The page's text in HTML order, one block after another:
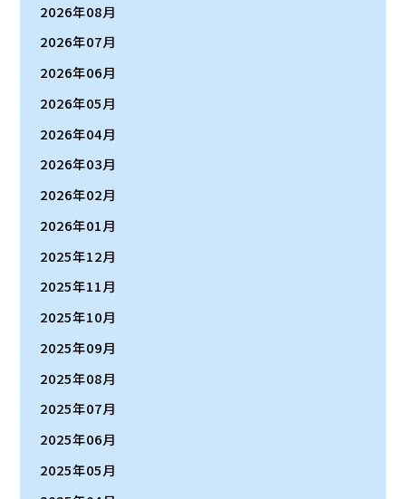
2026年08月
2026年07月
2026年06月
2026年05月
2026年04月
2026年03月
2026年02月
2026年01月
2025年12月
2025年11月
2025年10月
2025年09月
2025年08月
2025年07月
2025年06月
2025年05月